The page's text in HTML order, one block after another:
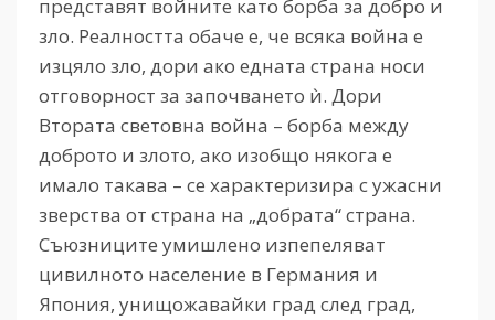
представят войните като борба за добро и
зло. Реалността обаче е, че всяка война е
изцяло зло, дори ако едната страна носи
отговорност за започването ѝ. Дори
Втората световна война – борба между
доброто и злото, ако изобщо някога е
имало такава – се характеризира с ужасни
зверства от страна на „добрата“ страна.
Съюзниците умишлено изпепеляват
цивилното население в Германия и
Япония, унищожавайки град след град,